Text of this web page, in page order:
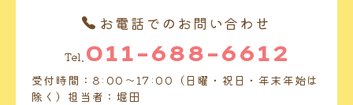
お電話でのお問い合わせ
Tel. 011-688-6612
受付時間：8:00～17:00（日曜・祝日・年末年始は
除く）担当者：堀田